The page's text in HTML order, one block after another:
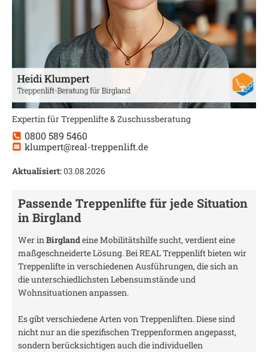
Expertin für Treppenlifte & Zuschussberatung
0800 589 5460
klumpert@real-treppenlift.de
Aktualisiert:03.08.2026
Passende Treppenlifte für jede Situation
inBirgland
Wer inBirglandeine Mobilitätshilfe sucht, verdient eine
maßgeschneiderte Lösung. Bei REAL Treppenlift bieten wir
Treppenlifte in verschiedenen Ausführungen, die sich an
die unterschiedlichsten Lebensumstände und
Wohnsituationen anpassen.
Es gibt verschiedene Arten von Treppenliften. Diese sind
nicht nur an die spezifischen Treppenformen angepasst,
sondern berücksichtigen auch die individuellen